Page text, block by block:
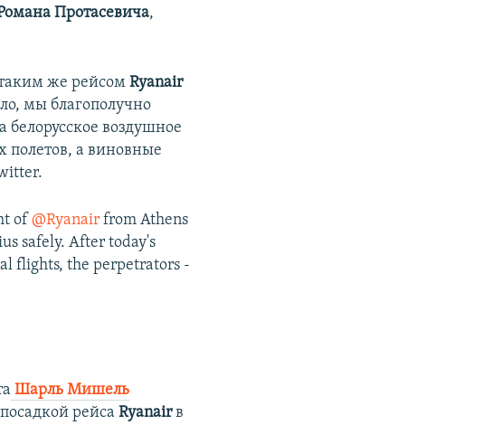
Протасевича,
таким же рейсомRyanair
мы благополучно
воздушное
полетов, а виновные
of@Ryanair from Athens
safely. After today's
flights, the perpetrators -
Шарль Мишель
рейсаRyanairв